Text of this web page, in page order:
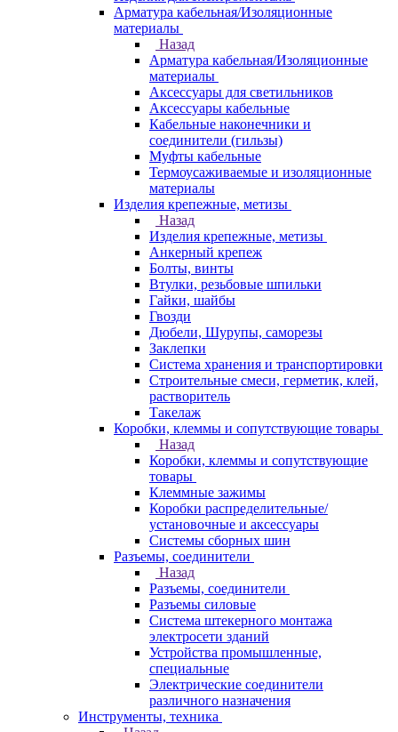
Арматура кабельная/Изоляционные
материалы
Назад
Арматура кабельная/Изоляционные
материалы
Аксессуары для светильников
Аксессуары кабельные
Кабельные наконечники и
соединители (гильзы)
Муфты кабельные
Термоусаживаемые и изоляционные
материалы
Изделия крепежные, метизы
Назад
Изделия крепежные, метизы
Анкерный крепеж
Болты, винты
Втулки, резьбовые шпильки
Гайки, шайбы
Гвозди
Дюбели, Шурупы, саморезы
Заклепки
Система хранения и транспортировки
Строительные смеси, герметик, клей,
растворитель
Такелаж
Коробки, клеммы и сопутствующие товары
Назад
Коробки, клеммы и сопутствующие
товары
Клеммные зажимы
Коробки распределительные/
установочные и аксессуары
Системы сборных шин
Разъемы, соединители
Назад
Разъемы, соединители
Разъемы силовые
Система штекерного монтажа
электросети зданий
Устройства промышленные,
специальные
Электрические соединители
различного назначения
Инструменты, техника